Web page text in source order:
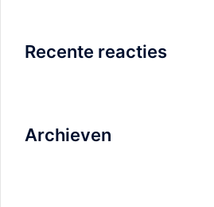
Recente reacties
Archieven